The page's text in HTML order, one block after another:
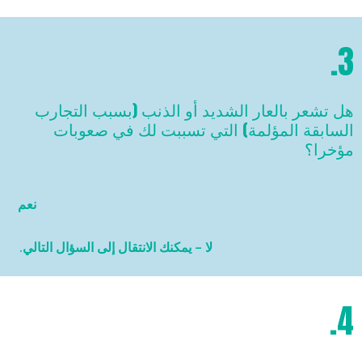
3.
هل تشعر بالعار الشديد أو الذنب (بسبب التجارب
السابقة المؤلمة) التي تسببت لك في صعوبات
مؤخرا؟
نعم
لا – يمكنك الانتقال إلى السؤال التالي.
4.